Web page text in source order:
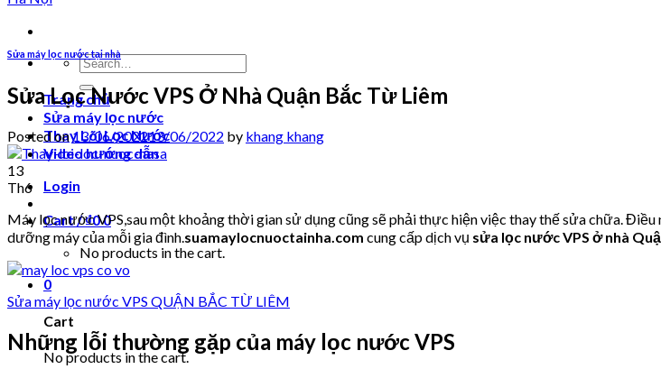
Search
for:
Trang chủ
Sửa máy lọc nước
Thay Lõi Lọc Nước
Video hướng dẫn
Login
Cart /₫00
No products in the cart.
0
Cart
No products in the cart.
Sửa máy lọc nước tại nhà
Sửa Lọc Nước VPS Ở Nhà Quận Bắc Từ Liêm
Posted on13/06/202213/06/2022 by khang khang
13
Th6
Máy lọc nước VPS,sau một khoảng thời gian sử dụng cũng sẽ phải thực hiện việc thay thế sửa chữa.
dưỡng máy của mỗi gia đình.suamaylocnuoctainha.com cung cấp dịch vụ sửa lọc nước VPS ở nhà
Sửa máy lọc nước VPS QUẬN BẮC TỪ LIÊM
Những lỗi thường gặp của máy lọc nước VPS